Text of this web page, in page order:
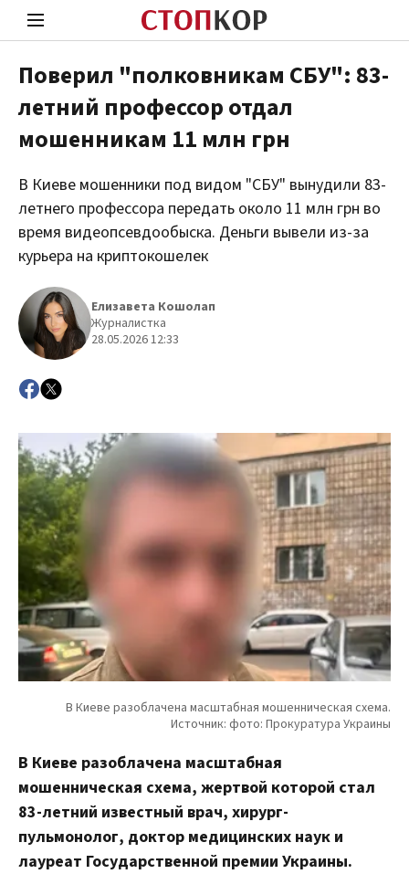
Стоп Политической Коррупции
Политика
Поверил "полковникам СБУ": 83-
летний профессор отдал
мошенникам 11 млн грн
В Киеве мошенники под видом "СБУ" вынудили 83-
летнего профессора передать около 11 млн грн во
время видеопсевдообыска. Деньги вывели из-за
курьера на криптокошелек
Елизавета Кошолап
Журналистка
28.05.2026 12:33
В Киеве разоблачена масштабная
мошенническая схема, жертвой которой стал
83-летний известный врач, хирург-
пульмонолог, доктор медицинских наук и
лауреат Государственной премии Украины.